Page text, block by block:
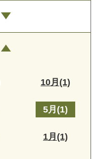
10月(1)
5月(1)
1月(1)